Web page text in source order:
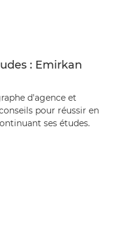
: Emirkan
d'agence et
pour réussir en
ses études.